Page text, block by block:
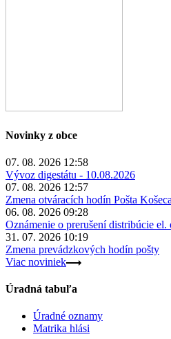
Novinky z obce
07. 08. 2026 12:58
Vývoz digestátu - 10.08.2026
07. 08. 2026 12:57
Zmena otváracích hodín Pošta
06. 08. 2026 09:28
Oznámenie o prerušení distribúcie el.
31. 07. 2026 10:19
Zmena prevádzkových hodín pošty
Viac noviniek
Úradná tabuľa
Úradné oznamy
Matrika hlási